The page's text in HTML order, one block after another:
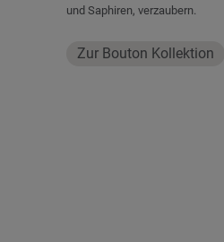
und Saphiren, verzaubern.
Zur Bouton Kollektion